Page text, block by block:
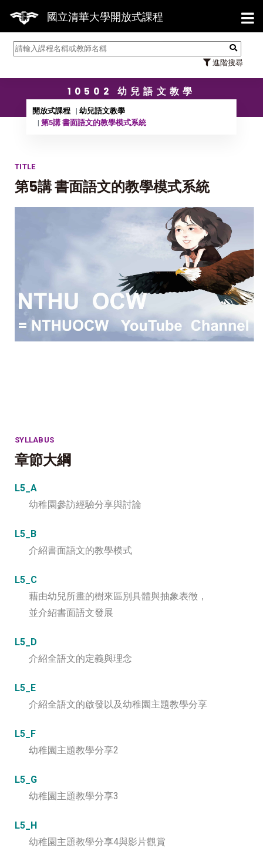
國立清華大學開放式課程
進階搜尋
【
10502 幼兒語文教學
開放式課程
幼兒語文教學
第5講 書面語文的教學模式系統
TITLE
第5講 書面語文的教學模式系統
SYLLABUS
章節大綱
L5_A
幼稚園參訪經驗分享與討論
L5_B
介紹書面語文的教學模式
L5_C
藉由幼兒所畫的樹來區別具體與抽象表徵，
並介紹書面語文發展
L5_D
介紹全語文的定義與理念
L5_E
介紹全語文的啟發以及幼稚園主題教學分享
L5_F
幼稚園主題教學分享2
L5_G
幼稚園主題教學分享3
L5_H
幼稚園主題教學分享4與影片觀賞